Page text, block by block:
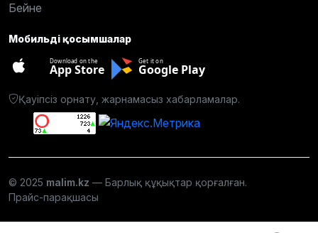
Бейне
Мобильді қосымшалар
Download on the
App Store
Get it on
Google Play
Қауіпсіз орнату, жарнамасыз хабарламалар.
© 2025 malim.kz — Барлық құқықтар қорғалған.
Прайс-парақшасы